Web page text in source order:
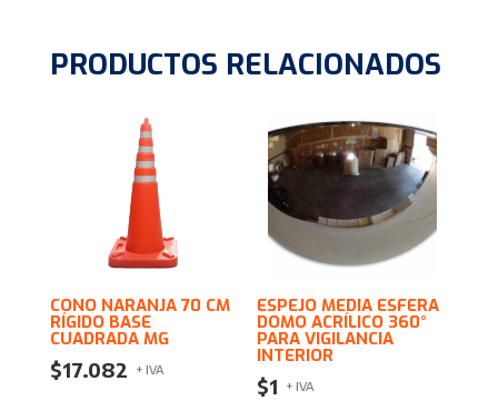
PRODUCTOS RELACIONADOS
CONO NARANJA 70 CM
RÍGIDO BASE
CUADRADA MG
$17.082 + IVA
ESPEJO MEDIA ESFERA
DOMO ACRÍLICO 360°
PARA VIGILANCIA
INTERIOR
$1 + IVA